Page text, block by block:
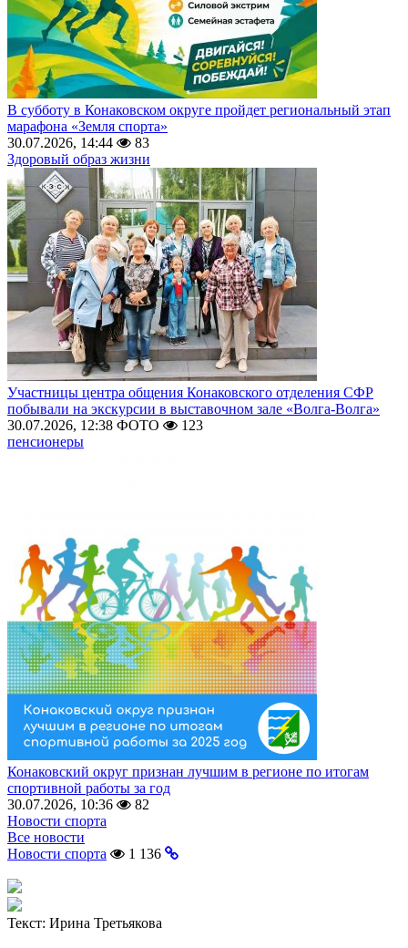
В субботу в Конаковском округе пройдет региональный этап
марафона «Земля спорта»
30.07.2026, 14:44
83
Здоровый образ жизни
Участницы центра общения Конаковского отделения СФР
побывали на экскурсии в выставочном зале «Волга-Волга»
30.07.2026, 12:38 ФОТО
123
пенсионеры
Конаковский округ признан лучшим в регионе по итогам
спортивной работы за год
30.07.2026, 10:36
82
Новости спорта
Все новости
Новости спорта
1 136
Текст: Ирина Третьякова